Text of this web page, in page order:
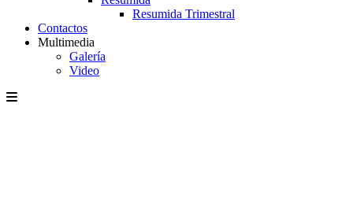
Resumida Trimestral
Contactos
Multimedia
Galería
Video